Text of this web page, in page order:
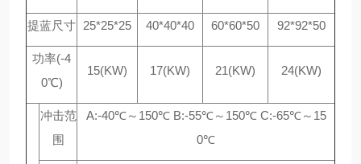
提蓝尺寸 25*25*25 40*40*40 60*60*50 92*92*50
功率(-4
0℃)
15(KW) 17(KW) 21(KW) 24(KW)
冲击范
围
A:-40℃～150℃ B:-55℃～150℃ C:-65℃～15
0℃